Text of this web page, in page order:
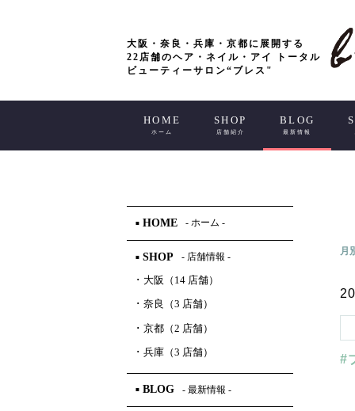
大阪・奈良・兵庫・京都に展開する
22店舗のヘア・ネイル・アイ トータル
ビューティーサロン“ブレス"
HOME
ホーム
SHOP
店舗紹介
BLOG
最新情報
月
#
■ HOME - ホーム -
■ SHOP - 店舗情報 -
･ 大阪（14 店舗）
･ 奈良（3 店舗）
･ 京都（2 店舗）
･ 兵庫（3 店舗）
■ BLOG - 最新情報 -